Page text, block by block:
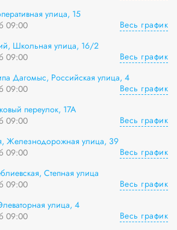
улица, 15
09:00
Весь график
Школьная улица, 16/2
09:00
Весь график
Дагомыс, Российская улица, 4
09:00
Весь график
переулок, 17А
09:00
Весь график
Железнодорожная улица, 39
09:00
Весь график
Степная улица
09:00
Весь график
улица, 4
09:00
Весь график